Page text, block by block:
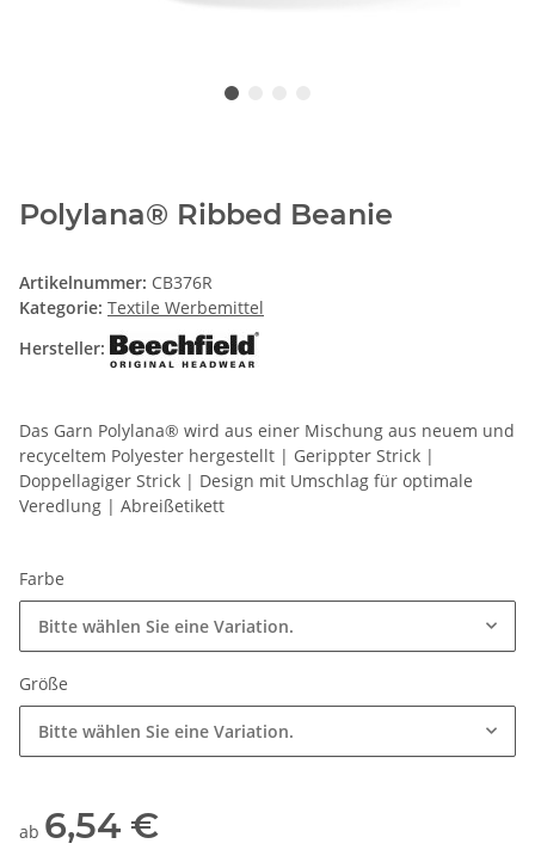
Polylana® Ribbed Beanie
Artikelnummer: CB376R
Kategorie: Textile Werbemittel
Hersteller:
Das Garn Polylana® wird aus einer Mischung aus neuem und
recyceltem Polyester hergestellt | Gerippter Strick |
Doppellagiger Strick | Design mit Umschlag für optimale
Veredlung | Abreißetikett
Farbe
Bitte wählen Sie eine Variation.
Größe
Bitte wählen Sie eine Variation.
ab 6,54 €